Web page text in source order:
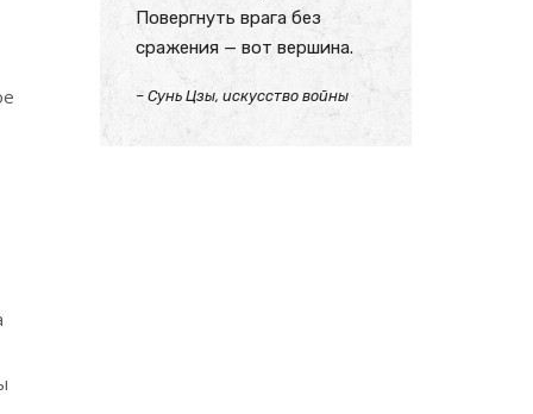
Повергнуть врага без
сражения — вот вершина.
– Сунь Цзы, искусство войны